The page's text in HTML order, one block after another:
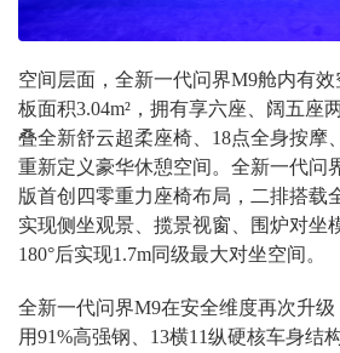
空间层面，全新一代问界M9舱内有效
板面积3.04m²，拥有享六座、阔五座
叠全新舒云超柔座椅、18点全身按摩
重新定义豪华休憩空间。全新一代问
版首创四零重力座椅布局，二排搭载
实现侧坐观景、揽景视窗、围炉对坐
180°后实现1.7m同级最大对坐空间。
全新一代问界M9在安全维度再次升
用91%高强钢、13横11纵硬核车身结